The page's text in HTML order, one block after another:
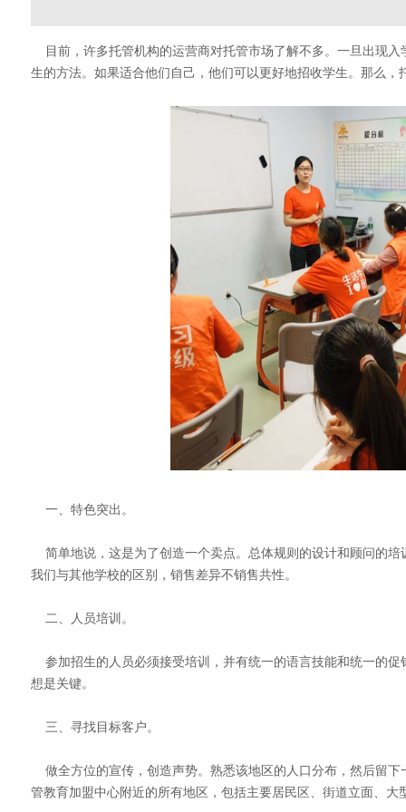
目前，许多托管机构的运营商对托管市场了解不多。一旦出现
生的方法。如果适合他们自己，他们可以更好地招收学生。那么
一、特色突出。
简单地说，这是为了创造一个卖点。总体规则的设计和顾问的
我们与其他学校的区别，销售差异不销售共性。
二、人员培训。
参加招生的人员必须接受培训，并有统一的语言技能和统一的
想是关键。
三、寻找目标客户。
做全方位的宣传，创造声势。熟悉该地区的人口分布，然后留
管教育加盟中心附近的所有地区，包括主要居民区、街道立面、大